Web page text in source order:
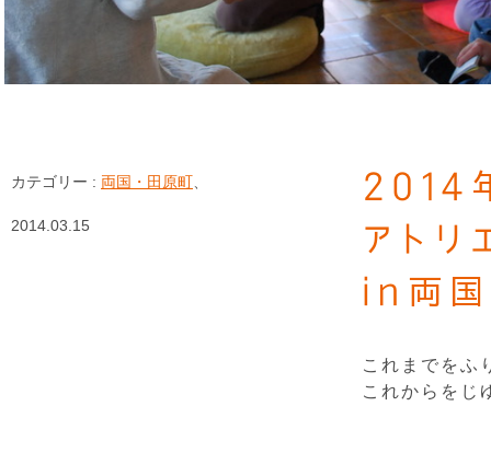
2014
アト
in両国
これまでをふ
これからをじ
カテゴリー : 両国・田原町
2014.03.15